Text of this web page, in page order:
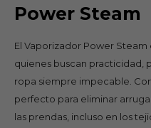
Power Steam
El Vaporizador Power
quienes buscan practicidad,
ropa siempre impecable.
perfecto para eliminar
las prendas, incluso en los